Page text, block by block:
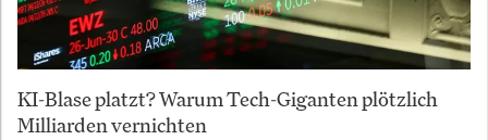
KI-Blase platzt? Warum Tech-Giganten plötzlich
Milliarden vernichten